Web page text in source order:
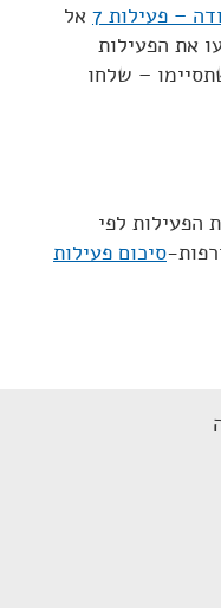
– פעילות 7
אל
את הפעילות
– שלחו
הפעילות לפי
סיכום פעילות